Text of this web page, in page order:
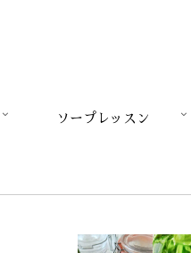
ソープレッスン